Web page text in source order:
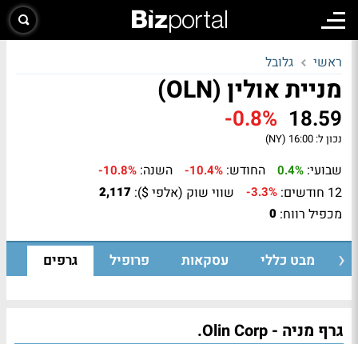
ראשי גלובל
מניית אולין (OLN)
18.59
-0.8%
נכון ל: 16:00 (NY)
שבועי: 0.4% החודש: -10.4% השנה: -10.8%
12 חודשים: -3.3% שווי שוק (אלפי $): 2,117
מכפיל רווח: 0
מבט כללי עסקאות פרופיל גרפים
גרף מניה - Olin Corp.